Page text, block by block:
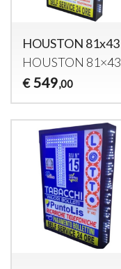
HOUSTON 81x43
HOUSTON 81×43
€ 549,00